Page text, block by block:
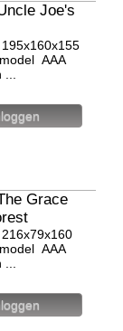
Joe's
ААА
Grace
ААА